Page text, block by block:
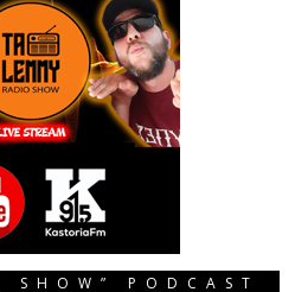
SHOW” PODCAST